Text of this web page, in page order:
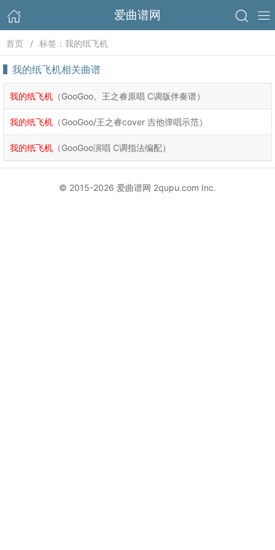
爱曲谱网
首页 标签：我的纸飞机
我的纸飞机相关曲谱
我的纸飞机 （GooGoo、王之睿原唱 C调版伴奏谱）
我的纸飞机 （GooGoo/王之睿cover 吉他弹唱示范）
我的纸飞机 （GooGoo演唱 C调指法编配）
© 2015-2026 爱曲谱网 2qupu.com Inc.